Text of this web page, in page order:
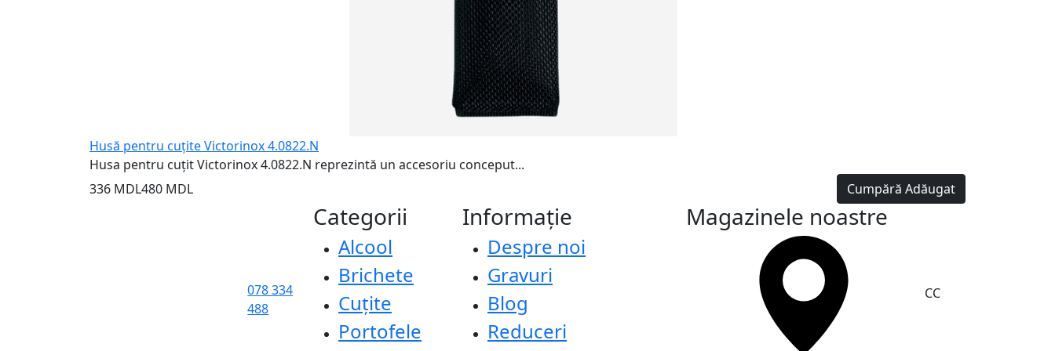
Husă pentru cuțite Victorinox 4.0822.N
Husa pentru cuțit Victorinox 4.0822.N reprezintă un accesoriu conceput...
336 MDL480 MDL Cumpără Adăugat
078 334
488
Categorii
Alcool
Brichete
Cuțite
Portofele
Informație
Despre noi
Gravuri
Blog
Reduceri
Magazinele noastre
CC